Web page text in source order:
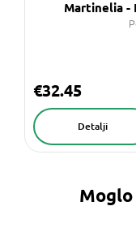
Martinelia -
€32.45
Detalji